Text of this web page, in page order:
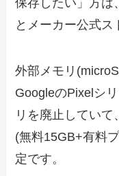
とメーカー公式ス
外部メモリ
GoogleのPixelシ
リを廃止していて
(無料15GB+有料
定です。